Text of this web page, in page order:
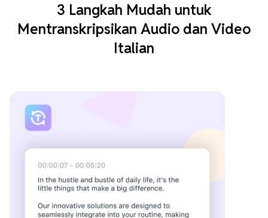
3 Langkah Mudah untuk
Mentranskripsikan Audio dan Video
Italian